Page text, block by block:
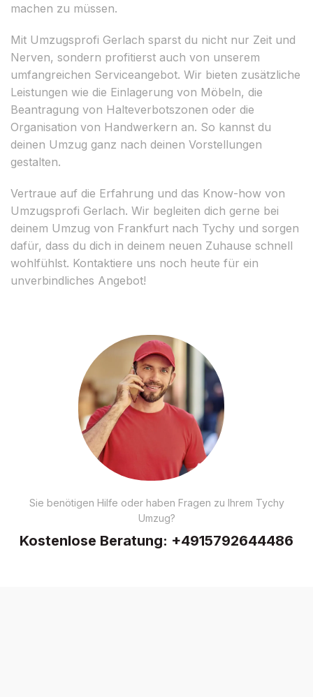
machen zu müssen.
Mit Umzugsprofi Gerlach sparst du nicht nur Zeit und
Nerven, sondern profitierst auch von unserem
umfangreichen Serviceangebot. Wir bieten zusätzliche
Leistungen wie die Einlagerung von Möbeln, die
Beantragung von Halteverbotszonen oder die
Organisation von Handwerkern an. So kannst du
deinen Umzug ganz nach deinen Vorstellungen
gestalten.
Vertraue auf die Erfahrung und das Know-how von
Umzugsprofi Gerlach. Wir begleiten dich gerne bei
deinem Umzug von Frankfurt nach Tychy und sorgen
dafür, dass du dich in deinem neuen Zuhause schnell
wohlfühlst. Kontaktiere uns noch heute für ein
unverbindliches Angebot!
Sie benötigen Hilfe oder haben Fragen zu Ihrem Tychy
Umzug?
Kostenlose Beratung: +4915792644486